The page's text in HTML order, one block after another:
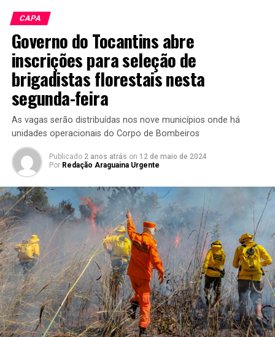
CAPA
Governo do Tocantins abre
inscrições para seleção de
brigadistas florestais nesta
segunda-feira
As vagas serão distribuídas nos nove municípios onde há
unidades operacionais do Corpo de Bombeiros
Publicado 2 anos atrás on 12 de maio de 2024
Por Redação Araguaina Urgente